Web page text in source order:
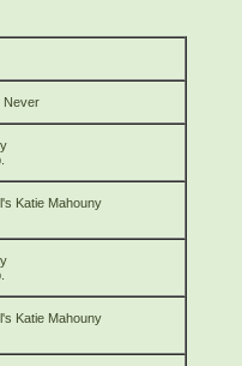
Never
Katie Mahouny
Katie Mahouny